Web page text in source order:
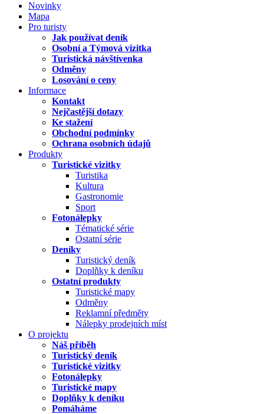
Novinky
Mapa
Pro turisty
Jak používat deník
Osobní a Týmová vizitka
Turistická návštívenka
Odměny
Losování o ceny
Informace
Kontakt
Nejčastější dotazy
Ke stažení
Obchodní podmínky
Ochrana osobních údajů
Produkty
Turistické vizitky
Turistika
Kultura
Gastronomie
Sport
Fotonálepky
Tématické série
Ostatní série
Deníky
Turistický deník
Doplňky k deníku
Ostatní produkty
Turistické mapy
Odměny
Reklamní předměty
Nálepky prodejních míst
O projektu
Náš příběh
Turistický deník
Turistické vizitky
Fotonálepky
Turistické mapy
Doplňky k deníku
Pomáháme